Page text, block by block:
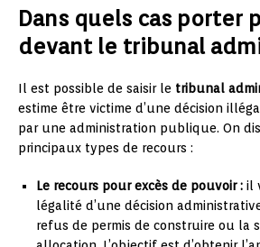
Dans quels cas porter
devant le tribunal
Il est possible de saisir le tribunal
estime être victime d’une décision
par une administration publique. On
principaux types de recours :
Le recours pour excès de pouvoir : il
légalité d’une décision
refus de permis de construire ou la